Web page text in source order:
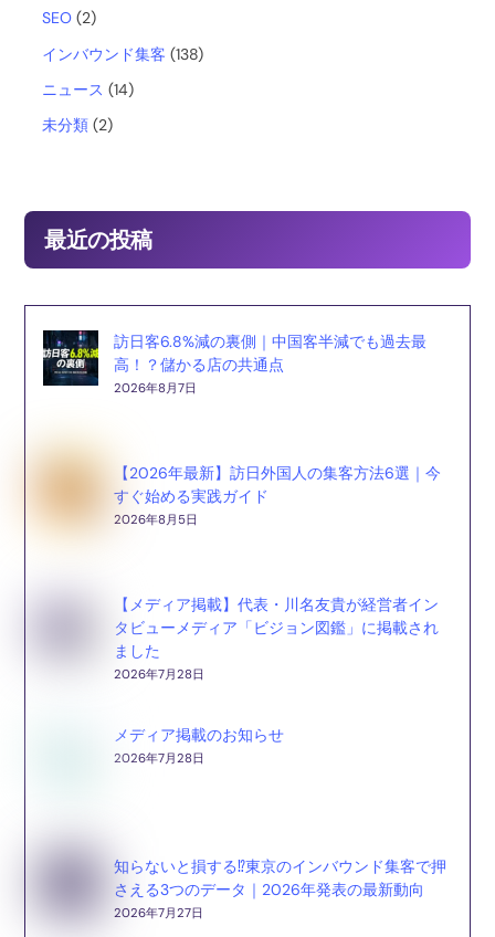
o
SEO (2)
インバウンド集客 (138)
ニュース (14)
未分類 (2)
最近の投稿
訪日客6.8%減の裏側｜中国客半減でも過去最
高！？儲かる店の共通点
2026年8月7日
【2026年最新】訪日外国人の集客方法6選｜今
すぐ始める実践ガイド
2026年8月5日
【メディア掲載】代表・川名友貴が経営者イン
タビューメディア「ビジョン図鑑」に掲載され
ました
2026年7月28日
メディア掲載のお知らせ
2026年7月28日
知らないと損する⁉東京のインバウンド集客で押
さえる3つのデータ｜2026年発表の最新動向
2026年7月27日